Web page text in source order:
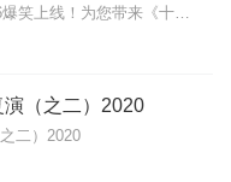
德云社丙申年开箱庆典2016爆笑上线！为您带来《十分美好》《爱情传奇》《学美容》等高能相声！各种爆笑...
（之二）2020
二）2020